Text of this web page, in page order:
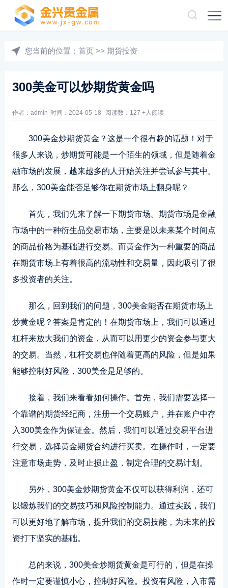
您当前的位置： 首页 >> 期货投资
300美金可以炒期货黄金吗
作者：admin 时间：2024-05-18 阅读数：127 +人阅读
300美金炒期货黄金？这是一个很有趣的话题！对于
很多人来说，炒期货可能是一个陌生的领域，但是随着金
融市场的发展，越来越多的人开始关注并尝试参与其中。
那么，300美金能否足够你在期货市场上翻身呢？
首先，我们先来了解一下期货市场。期货市场是金融
市场中的一种衍生品交易市场，主要是以未来某个时间点
的商品价格为基础进行交易。而黄金作为一种重要的商品
在期货市场上有着很高的流动性和交易量，因此吸引了很
多投资者的关注。
那么，回到我们的问题，300美金能否在期货市场上
炒黄金呢？答案是肯定的！在期货市场上，我们可以通过
杠杆来放大我们的资金，从而可以用更少的资金参与更大
的交易。当然，杠杆交易也伴随着更高的风险，但是如果
能够控制好风险，300美金是足够的。
接着，我们来看看如何操作。首先，我们需要选择一
个靠谱的期货经纪商，注册一个交易账户，并在账户中存
入300美金作为保证金。然后，我们可以通过交易平台进
行交易，选择黄金期货合约进行买卖。在操作时，一定要
注意市场走势，及时止损止盈，制定合理的交易计划。
另外，300美金炒期货黄金不仅可以获得利润，还可
以锻炼我们的交易技巧和风险控制能力。通过实践，我们
可以更好地了解市场，提升我们的交易技能，为未来的投
资打下坚实的基础。
总的来说，300美金炒期货黄金是可行的，但是在操
作时一定要谨慎小心，控制好风险。投资有风险，入市需